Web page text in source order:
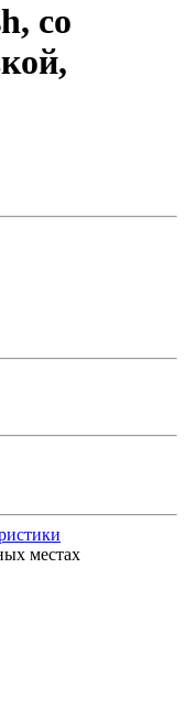
со
местах